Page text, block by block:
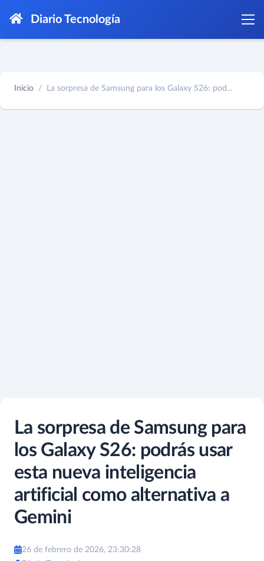
Diario Tecnología
Inicio La sorpresa de Samsung para los Galaxy S26: pod...
La sorpresa de Samsung para
los Galaxy S26: podrás usar
esta nueva inteligencia
artificial como alternativa a
Gemini
26 de febrero de 2026, 23:30:28